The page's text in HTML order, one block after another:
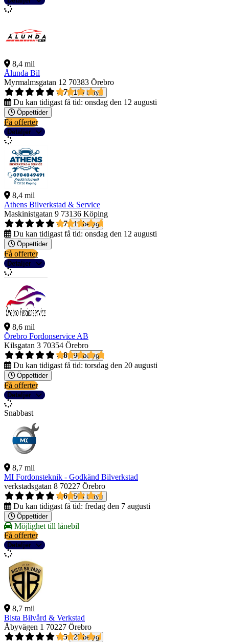
8,4 mil
Ålunda Bil
Myrmalmsgatan 12 70383 Örebro
4,7
159 betyg
Du kan tidigast få tid: onsdag den 12 augusti
Öppettider
Få offerter
Detaljer
8,4 mil
Athens Bilverkstad & Service
Maskinistgatan 9 73136 Köping
4,7
11 betyg
Du kan tidigast få tid: onsdag den 12 augusti
Öppettider
Få offerter
Detaljer
8,6 mil
Örebro Fordonservice AB
Kilsgatan 3 70354 Örebro
4,8
96 betyg
Du kan tidigast få tid: torsdag den 20 augusti
Öppettider
Få offerter
Detaljer
Snabbast
8,7 mil
MI Fordonsteknik - Godkänd Bilverkstad
verkstadsgatan 8 70227 Örebro
4,6
564 betyg
Du kan tidigast få tid: fredag den 7 augusti
Öppettider
Möjlighet till lånebil
Få offerter
Detaljer
8,7 mil
Bista Bilvård & Verkstad
Åbyvägen 1 70227 Örebro
4,5
23 betyg